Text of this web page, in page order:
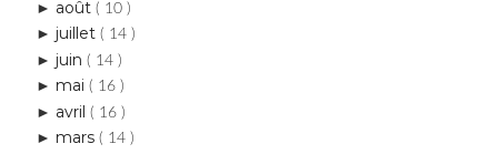
► mai( 16 )
►avril ( 16 )
►mars( 14 )
► février( 13 )
► janvier( 12 )
2014( 270 )